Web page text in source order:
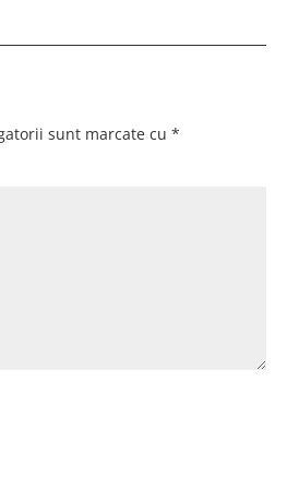
sunt marcate cu *